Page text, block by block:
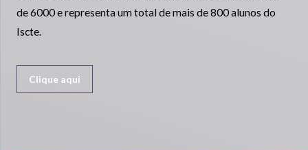
de 6000 e representa um total de mais de 800 alunos do
Iscte.
Clique aqui